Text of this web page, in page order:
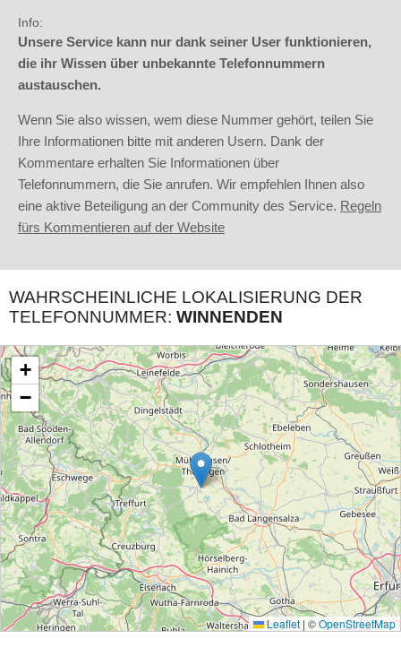
Info:
Unsere Service kann nur dank seiner User funktionieren,
die ihr Wissen über unbekannte Telefonnummern
austauschen.
Wenn Sie also wissen, wem diese Nummer gehört, teilen Sie
Ihre Informationen bitte mit anderen Usern. Dank der
Kommentare erhalten Sie Informationen über
Telefonnummern, die Sie anrufen. Wir empfehlen Ihnen also
eine aktive Beteiligung an der Community des Service. Regeln
fürs Kommentieren auf der Website
WAHRSCHEINLICHE LOKALISIERUNG DER
TELEFONNUMMER: WINNENDEN